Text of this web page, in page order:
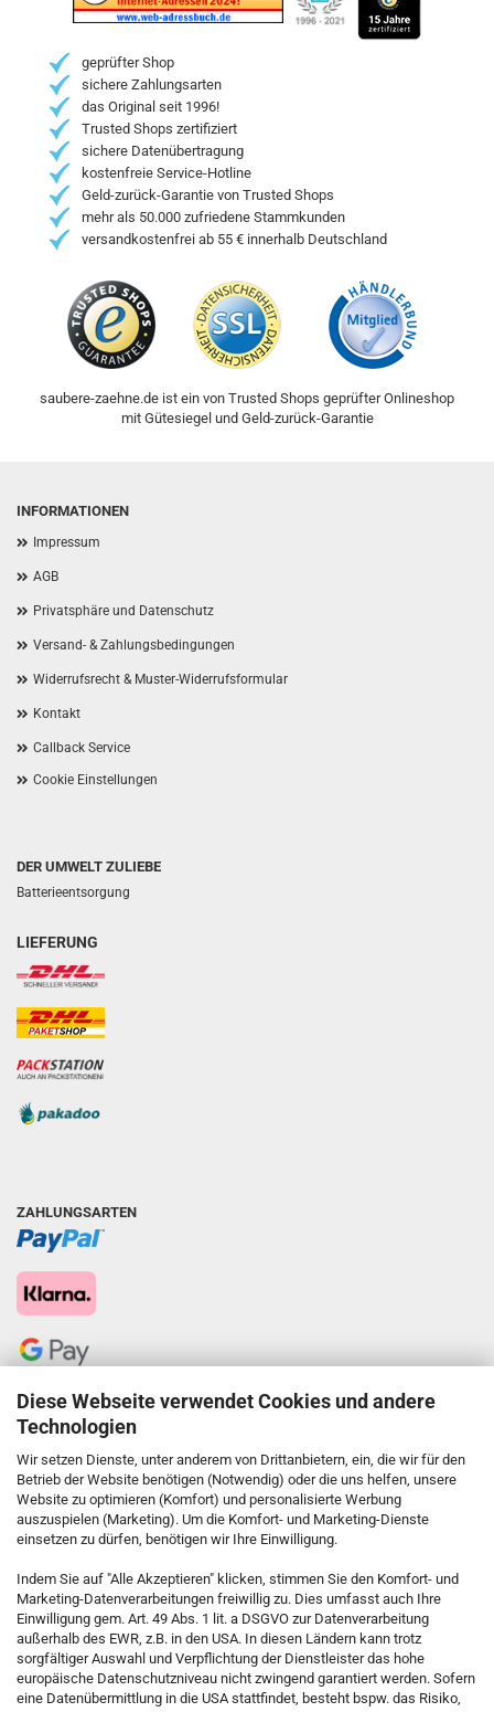
Diese Webseite verwendet Cookies und andere
Technologien
Wir setzen Dienste, unter anderem von Drittanbietern, ein, die wir für den
Betrieb der Website benötigen (Notwendig) oder die uns helfen, unsere
Website zu optimieren (Komfort) und personalisierte Werbung
auszuspielen (Marketing). Um die Komfort- und Marketing-Dienste
einsetzen zu dürfen, benötigen wir Ihre Einwilligung.
Indem Sie auf "Alle Akzeptieren" klicken, stimmen Sie den Komfort- und
Marketing-Datenverarbeitungen freiwillig zu. Dies umfasst auch Ihre
Einwilligung gem. Art. 49 Abs. 1 lit. a DSGVO zur Datenverarbeitung
außerhalb des EWR, z.B. in den USA. In diesen Ländern kann trotz
sorgfältiger Auswahl und Verpflichtung der Dienstleister das hohe
europäische Datenschutzniveau nicht zwingend garantiert werden. Sofern
eine Datenübermittlung in die USA stattfindet, besteht bspw. das Risiko,
geprüfter Shop
sichere Zahlungsarten
das Original seit 1996!
Trusted Shops zertifiziert
sichere Datenübertragung
kostenfreie Service-Hotline
Geld-zurück-Garantie von Trusted Shops
mehr als 50.000 zufriedene Stammkunden
versandkostenfrei ab 55 € innerhalb Deutschland
saubere-zaehne.de ist ein von Trusted Shops geprüfter Onlineshop
mit Gütesiegel und Geld-zurück-Garantie
INFORMATIONEN
Impressum
AGB
Privatsphäre und Datenschutz
Versand- & Zahlungsbedingungen
Widerrufsrecht & Muster-Widerrufsformular
Kontakt
Callback Service
Cookie Einstellungen
DER UMWELT ZULIEBE
Batterieentsorgung
LIEFERUNG
ZAHLUNGSARTEN
KONTAKT
Kostenfreie Service-Hotline
0800 5892815